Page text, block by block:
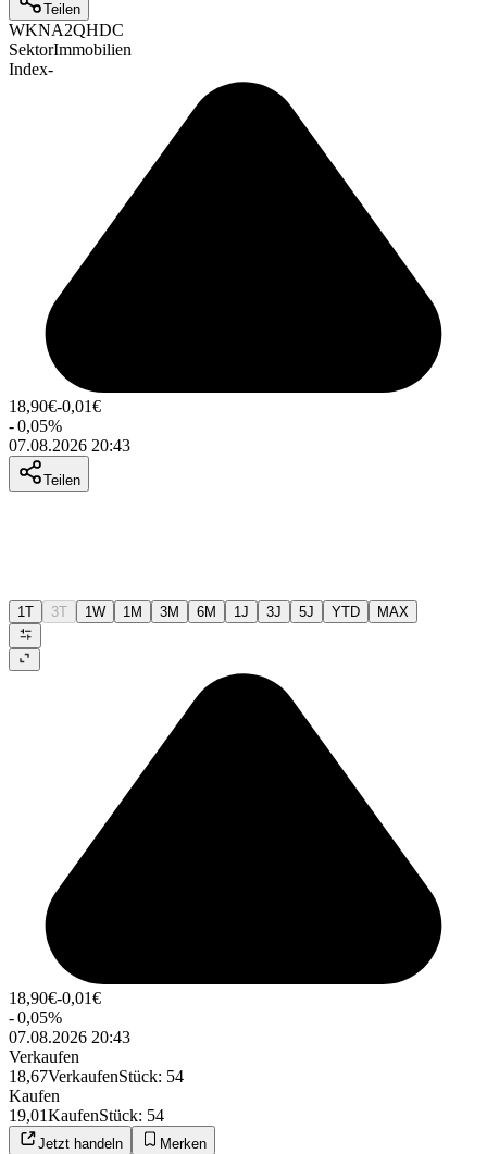
Teilen
WKNA2QHDC
SektorImmobilien
Index-
18,90€-0,01€
-0,05%
07.08.2026 20:43
Teilen
1T 3T 1W 1M 3M 6M 1J 3J 5J YTD MAX
18,90€-0,01€
-0,05%
07.08.2026 20:43
Verkaufen
18,67VerkaufenStück: 54
Kaufen
19,01KaufenStück: 54
Jetzt handeln Merken